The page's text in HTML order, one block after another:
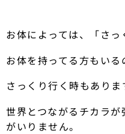
お体によっては、「さ
お体を持ってる方もいる
さっくり行く時もあり
世界とつながるチカラ
がいりません。